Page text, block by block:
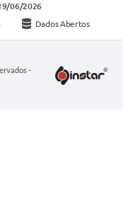
06/2026
Dados Abertos
-